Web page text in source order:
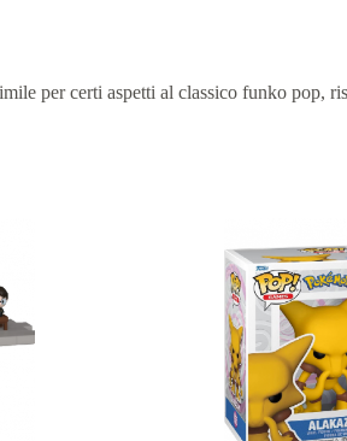
per certi aspetti al classico funko pop,